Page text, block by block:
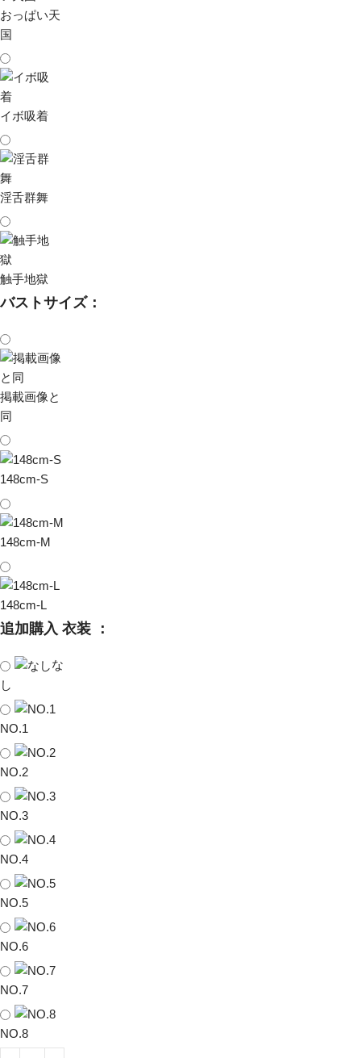
おっぱい天
国
イボ吸着
淫舌群舞
触手地獄
バストサイズ：
掲載画像と
同
148cm-S
148cm-M
148cm-L
追加購入 衣装 ：
な
し
NO.1
NO.2
NO.3
NO.4
NO.5
NO.6
NO.7
NO.8